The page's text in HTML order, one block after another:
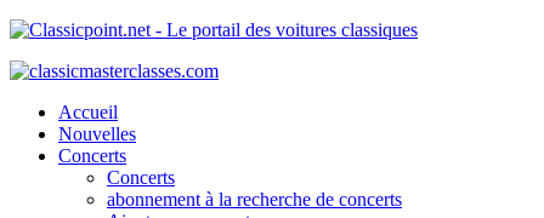
Accueil
Nouvelles
Concerts
Concerts
abonnement à la recherche de concerts